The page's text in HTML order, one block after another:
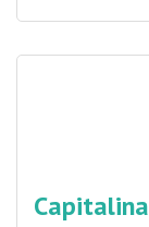
Capitalina